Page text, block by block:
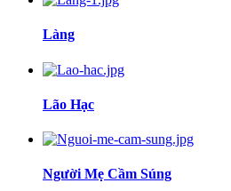
Làng
Lão Hạc
Người Mẹ Cầm Súng